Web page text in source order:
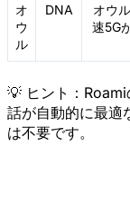
オ
ウ
ル
DNA
オウ
速5G
💡 ヒント：
話が自動的に最適
は不要です。